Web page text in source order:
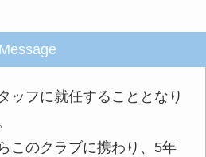
Message
ッフに就任することとなり
このクラブに携わり、5年